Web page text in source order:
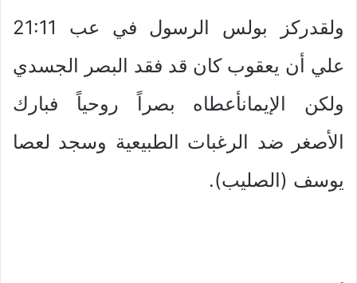
ولقدركز بولس الرسول في عب 21:11
علي أن يعقوب كان قد فقد البصر الجسدي
ولكن الإيمانأعطاه بصراً روحياً فبارك
الأصغر ضد الرغبات الطبيعية وسجد لعصا
يوسف (الصليب).